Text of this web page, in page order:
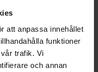
att anpassa innehållet
funktioner
trafik. Vi
och annan
Liggande Katt Akryl
48 Varmvita LED
IP44 Klar Konstsmide